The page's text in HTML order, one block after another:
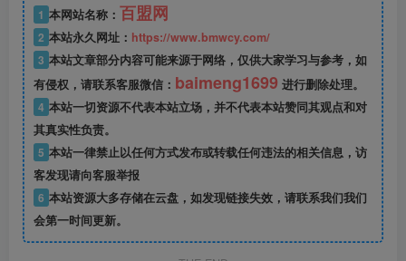
1 本网站名称： 百盟网
2 本站永久网址： https://www.bmwcy.com/
3 本站文章部分内容可能来源于网络，仅供大家学习与参考，如
有侵权，请联系客服微信： baimeng1699 进行删除处理。
4 本站一切资源不代表本站立场，并不代表本站赞同其观点和对
其真实性负责。
5 本站一律禁止以任何方式发布或转载任何违法的相关信息，访
客发现请向客服举报
6 本站资源大多存储在云盘，如发现链接失效，请联系我们我们
会第一时间更新。